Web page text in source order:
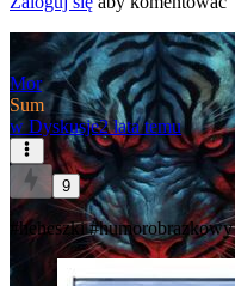
Mor
Sum
w Dyskusje2 lata temu
9
#heheszki #humorobrazkowy